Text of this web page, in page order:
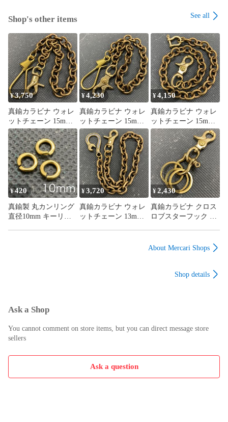
Shop's other items See all
¥3,750
真鍮カラビナ ウォレ
ットチェーン 15mm
丸小判チェーン ロブ
スターフック ツリバ
リフック ヴィンテー
ジ
¥4,230
真鍮カラビナ ウォレ
ットチェーン 15mm
丸小判チェーン クロ
スロブスターフック
ツリバリフック
¥4,150
真鍮カラビナ ウォレ
ットチェーン 15mm
丸小判チェーン クロ
スロブスターフック
シャックル アメカ
ジ
¥420
真鍮製 丸カンリング
直径10mm キーリン
¥3,720
真鍮カラビナ ウォレ
ットチェーン 13mm
¥2,430
真鍮カラビナ クロス
ロブスターフック シ
About Mercari Shops
Shop details
Ask a Shop
You cannot comment on store items, but you can direct message store
sellers
Ask a question